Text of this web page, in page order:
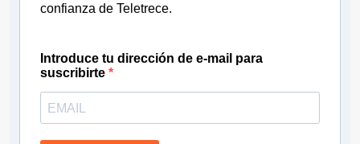
confianza de Teletrece.
Introduce tu dirección de e-mail para
suscribirte